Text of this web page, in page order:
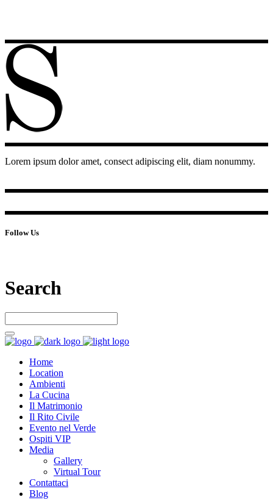
Lorem ipsum dolor amet, consect adipiscing elit, diam nonummy.
Follow Us
Search
Home
Location
Ambienti
La Cucina
Il Matrimonio
Il Rito Civile
Evento nel Verde
Ospiti VIP
Media
Gallery
Virtual Tour
Contattaci
Blog